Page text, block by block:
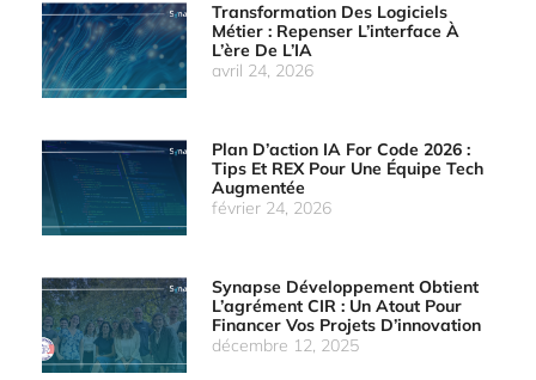
Transformation Des Logiciels
Métier : Repenser L’interface À
L’ère De L’IA
avril 24, 2026
Plan D’action IA For Code 2026 :
Tips Et REX Pour Une Équipe Tech
Augmentée
février 24, 2026
Synapse Développement Obtient
L’agrément CIR : Un Atout Pour
Financer Vos Projets D’innovation
décembre 12, 2025